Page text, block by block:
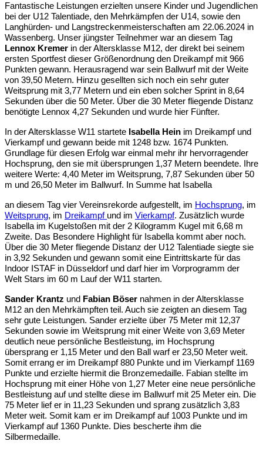
Fantastische Leistungen erzielten unsere Kinder und Jugendlichen
bei der U12 Talentiade, den Mehrkämpfen der U14, sowie den
Langhürden- und Langstreckenmeisterschaften am 22.06.2024 in
Wassenberg. Unser jüngster Teilnehmer war an diesem Tag
Lennox Kremer in der Altersklasse M12, der direkt bei seinem
ersten Sportfest dieser Größenordnung den Dreikampf mit 966
Punkten gewann. Herausragend war sein Ballwurf mit der Weite
von 39,50 Metern. Hinzu gesellten sich noch ein sehr guter
Weitsprung mit 3,77 Metern und ein eben solcher Sprint in 8,64
Sekunden über die 50 Meter. Über die 30 Meter fliegende Distanz
benötigte Lennox 4,27 Sekunden und wurde hier Fünfter.
In der Altersklasse W11 startete Isabella Hein im Dreikampf und
Vierkampf und gewann beide mit 1248 bzw. 1674 Punkten.
Grundlage für diesen Erfolg war einmal mehr ihr hervorragender
Hochsprung, den sie mit übersprungen 1,37 Metern beendete. Ihre
weitere Werte: 4,40 Meter im Weitsprung, 7,87 Sekunden über 50
m und 26,50 Meter im Ballwurf. In Summe hat Isabella
an diesem Tag vier Vereinsrekorde aufgestellt, im Hochsprung, im
Weitsprung, im Dreikampf und im Vierkampf. Zusätzlich wurde
Isabella im Kugelstoßen mit der 2 Kilogramm Kugel mit 6,68 m
Zweite. Das Besondere Highlight für Isabella kommt aber noch.
Über die 30 Meter fliegende Distanz der U12 Talentiade siegte sie
in 3,92 Sekunden und gewann somit eine Eintrittskarte für das
Indoor ISTAF in Düsseldorf und darf hier im Vorprogramm der
Welt Stars im 60 m Lauf der W11 starten.
Sander Krantz und Fabian Böser nahmen in der Altersklasse
M12 an den Mehrkämpften teil. Auch sie zeigten an diesem Tag
sehr gute Leistungen. Sander erzielte über 75 Meter mit 12,37
Sekunden sowie im Weitsprung mit einer Weite von 3,69 Meter
deutlich neue persönliche Bestleistung, im Hochsprung
übersprang er 1,15 Meter und den Ball warf er 23,50 Meter weit.
Somit errang er im Dreikampf 880 Punkte und im Vierkampf 1169
Punkte und erzielte hiermit die Bronzemedaille. Fabian stellte im
Hochsprung mit einer Höhe von 1,27 Meter eine neue persönliche
Bestleistung auf und stellte diese im Ballwurf mit 25 Meter ein. Die
75 Meter lief er in 11,23 Sekunden und sprang zusätzlich 3,83
Meter weit. Somit kam er im Dreikampf auf 1003 Punkte und im
Vierkampf auf 1360 Punkte. Dies bescherte ihm die
Silbermedaille.